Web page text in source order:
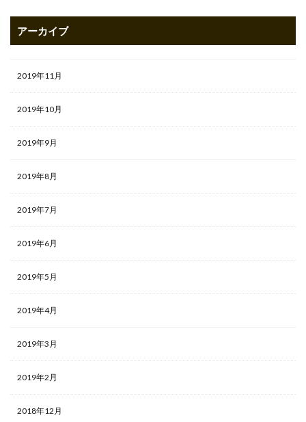
アーカイブ
2019年11月
2019年10月
2019年9月
2019年8月
2019年7月
2019年6月
2019年5月
2019年4月
2019年3月
2019年2月
2018年12月